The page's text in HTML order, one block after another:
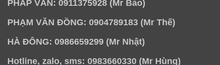
PHÁP VÂN: 0911375928 (Mr Bảo)
PHẠM VĂN ĐỒNG: 0904789183 (Mr Thế)
HÀ ĐÔNG: 0986659299 (Mr Nhật)
Hotline, zalo, sms: 0983660330 (Mr Hùng)